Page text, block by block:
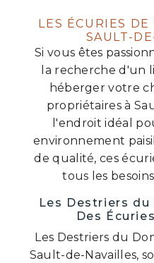
LES ÉCURIES
SAULT-
Si vous êtes
la recherche d'un
héberger votre
propriétaires à
l'endroit idéal
environnement
de qualité, ces
tous les
Les Destriers
Des
Les Destriers du
Sault-de-Navailles,